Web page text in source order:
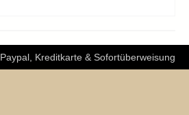
Paypal, Kreditkarte & Sofortüberweisung